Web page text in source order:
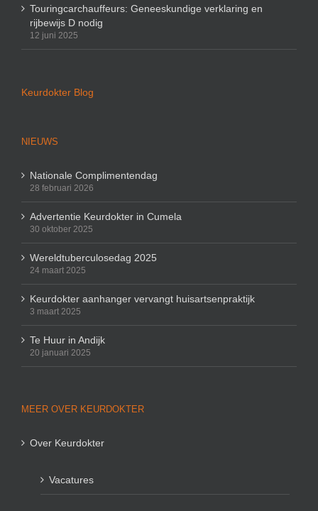
Touringcarchauffeurs: Geneeskundige verklaring en
rijbewijs D nodig
12 juni 2025
Keurdokter Blog
NIEUWS
Nationale Complimentendag
28 februari 2026
Advertentie Keurdokter in Cumela
30 oktober 2025
Wereldtuberculosedag 2025
24 maart 2025
Keurdokter aanhanger vervangt huisartsenpraktijk
3 maart 2025
Te Huur in Andijk
20 januari 2025
MEER OVER KEURDOKTER
Over Keurdokter
Vacatures